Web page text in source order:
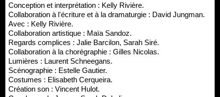
Conception et interprétation : Kelly Rivière.
Collaboration à l'écriture et à la dramaturgie : David Jungman.
Avec : Kelly Rivière.
Collaboration artistique : Maïa Sandoz.
Regards complices : Jalie Barcilon, Sarah Siré.
Collaboration à la chorégraphie : Gilles Nicolas.
Lumières : Laurent Schneegans.
Scénographie : Estelle Gautier.
Costumes : Elisabeth Cerqueira.
Création son : Vincent Hulot.